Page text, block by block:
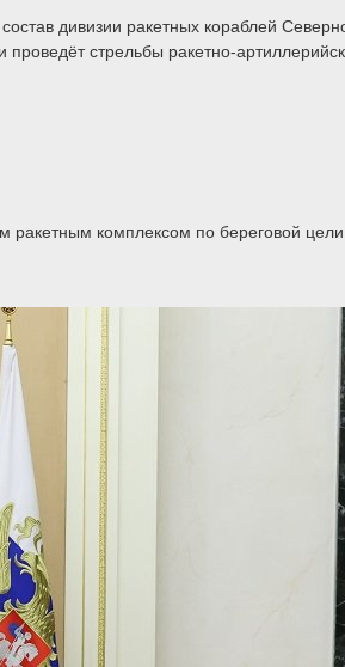
дивизии ракетных кораблей
проведёт стрельбы ракетно-
ракетным комплексом по береговой